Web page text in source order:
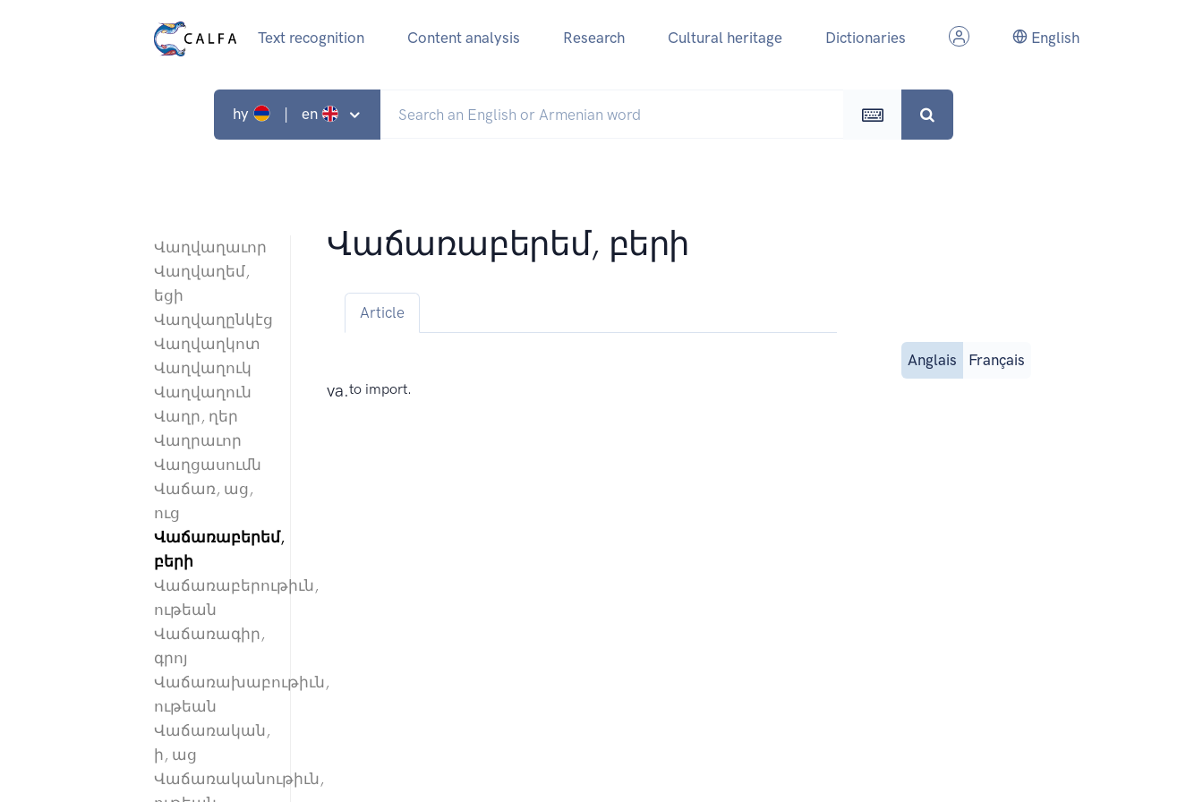
Text recognition Content analysis Research Cultural heritage Dictionaries English
hy | en
Վաղվաղաւոր
Վաղվաղեմ,
եցի
Վաղվաղընկէց
Վաղվաղկոտ
Վաղվաղուկ
Վաղվաղուն
Վաղր, ղեր
Վաղրաւոր
Վաղցասումն
Վաճառ, աց,
ուց
Վաճառաբերեմ,
բերի
Վաճառաբերութիւն,
ութեան
Վաճառագիր,
գրոյ
Վաճառախաբութիւն,
ութեան
Վաճառական,
ի, աց
Վաճառականութիւն,
Վաճառաբերեմ, բերի
Article
Anglais Français
va.to import.